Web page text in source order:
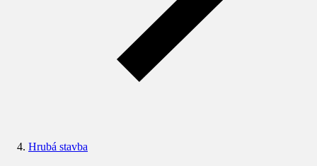
Hrubá stavba